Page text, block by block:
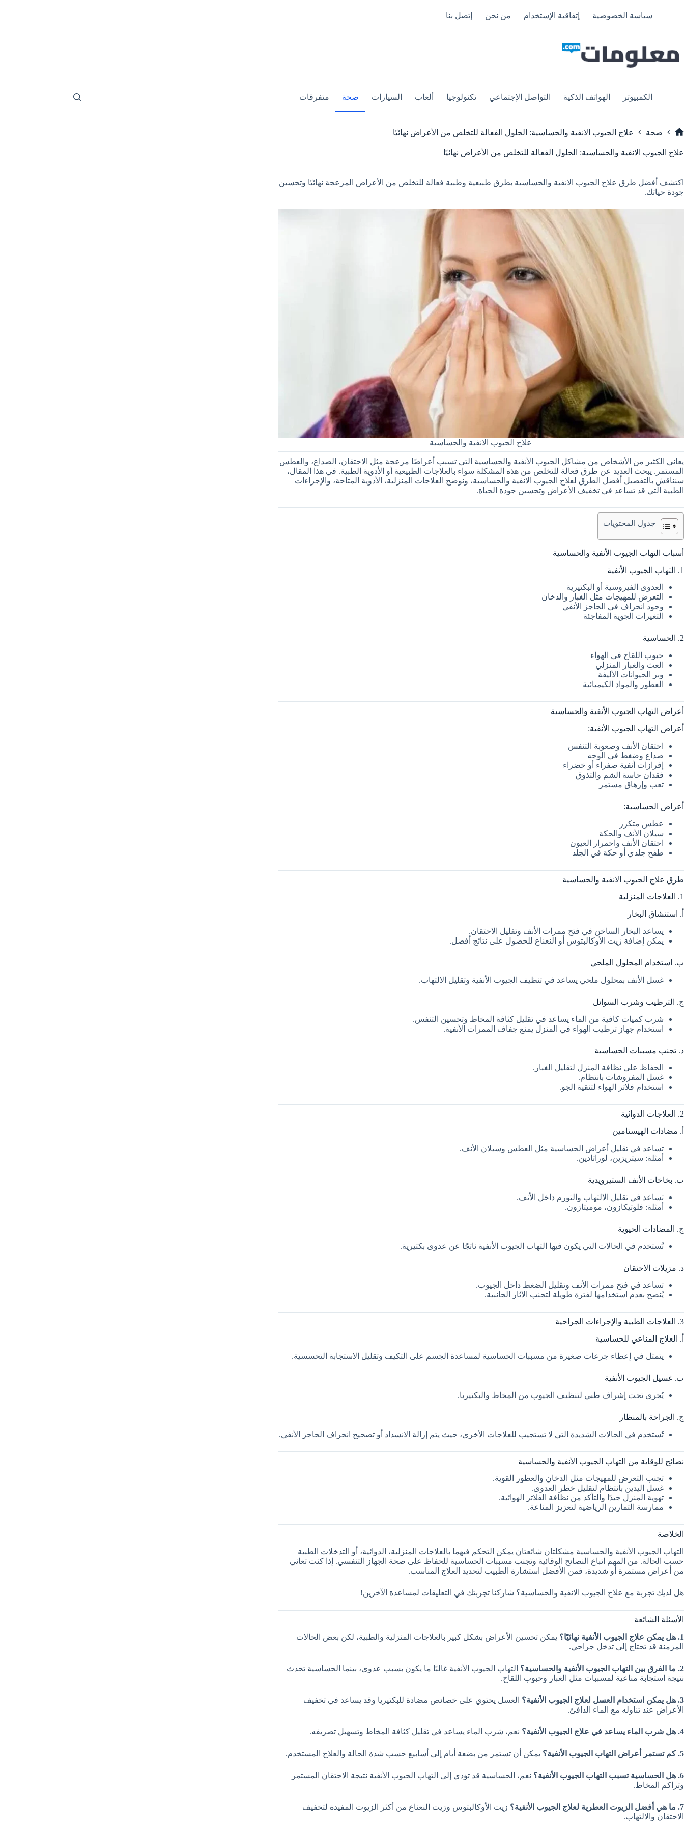
سياسة الخصوصية إتفاقية الإستخدام من نحن إتصل بنا
الكمبيوتر الهواتف الذكية التواصل الإجتماعي تكنولوجيا ألعاب السيارات صحة متفرقات
صحة علاج الجيوب الانفية والحساسية: الحلول الفعالة للتخلص من الأعراض نهائيًا
علاج الجيوب الانفية والحساسية: الحلول الفعالة للتخلص من الأعراض نهائيًا
اكتشف أفضل طرق علاج الجيوب الانفية والحساسية بطرق طبيعية وطبية فعالة للتخلص من الأعراض المزعجة نهائيًا وتحسين
جودة حياتك.
علاج الجيوب الانفية والحساسية
يعاني الكثير من الأشخاص من مشاكل الجيوب الأنفية والحساسية التي تسبب أعراضًا مزعجة مثل الاحتقان، الصداع، والعطس
المستمر. يبحث العديد عن طرق فعالة للتخلص من هذه المشكلة سواء بالعلاجات الطبيعية أو الأدوية الطبية. في هذا المقال،
سنناقش بالتفصيل أفضل الطرق لعلاج الجيوب الانفية والحساسية، ونوضح العلاجات المنزلية، الأدوية المتاحة، والإجراءات
الطبية التي قد تساعد في تخفيف الأعراض وتحسين جودة الحياة.
جدول المحتويات
أسباب التهاب الجيوب الأنفية والحساسية
1. التهاب الجيوب الأنفية
العدوى الفيروسية أو البكتيرية
التعرض للمهيجات مثل الغبار والدخان
وجود انحراف في الحاجز الأنفي
التغيرات الجوية المفاجئة
2. الحساسية
حبوب اللقاح في الهواء
العث والغبار المنزلي
وبر الحيوانات الأليفة
العطور والمواد الكيميائية
أعراض التهاب الجيوب الأنفية والحساسية
أعراض التهاب الجيوب الأنفية:
احتقان الأنف وصعوبة التنفس
صداع وضغط في الوجه
إفرازات أنفية صفراء أو خضراء
فقدان حاسة الشم والتذوق
تعب وإرهاق مستمر
أعراض الحساسية:
عطس متكرر
سيلان الأنف والحكة
احتقان الأنف واحمرار العيون
طفح جلدي أو حكة في الجلد
طرق علاج الجيوب الانفية والحساسية
1. العلاجات المنزلية
أ. استنشاق البخار
يساعد البخار الساخن في فتح ممرات الأنف وتقليل الاحتقان.
يمكن إضافة زيت الأوكالبتوس أو النعناع للحصول على نتائج أفضل.
ب. استخدام المحلول الملحي
غسل الأنف بمحلول ملحي يساعد في تنظيف الجيوب الأنفية وتقليل الالتهاب.
ج. الترطيب وشرب السوائل
شرب كميات كافية من الماء يساعد في تقليل كثافة المخاط وتحسين التنفس.
استخدام جهاز ترطيب الهواء في المنزل يمنع جفاف الممرات الأنفية.
د. تجنب مسببات الحساسية
الحفاظ على نظافة المنزل لتقليل الغبار.
غسل المفروشات بانتظام.
استخدام فلاتر الهواء لتنقية الجو.
2. العلاجات الدوائية
أ. مضادات الهيستامين
تساعد في تقليل أعراض الحساسية مثل العطس وسيلان الأنف.
أمثلة: سيتريزين، لوراتادين.
ب. بخاخات الأنف الستيرويدية
تساعد في تقليل الالتهاب والتورم داخل الأنف.
أمثلة: فلوتيكازون، موميتازون.
ج. المضادات الحيوية
تُستخدم في الحالات التي يكون فيها التهاب الجيوب الأنفية ناتجًا عن عدوى بكتيرية.
د. مزيلات الاحتقان
تساعد في فتح ممرات الأنف وتقليل الضغط داخل الجيوب.
يُنصح بعدم استخدامها لفترة طويلة لتجنب الآثار الجانبية.
3. العلاجات الطبية والإجراءات الجراحية
أ. العلاج المناعي للحساسية
يتمثل في إعطاء جرعات صغيرة من مسببات الحساسية لمساعدة الجسم على التكيف وتقليل الاستجابة التحسسية.
ب. غسيل الجيوب الأنفية
يُجرى تحت إشراف طبي لتنظيف الجيوب من المخاط والبكتيريا.
ج. الجراحة بالمنظار
تُستخدم في الحالات الشديدة التي لا تستجيب للعلاجات الأخرى، حيث يتم إزالة الانسداد أو تصحيح انحراف الحاجز الأنفي.
نصائح للوقاية من التهاب الجيوب الأنفية والحساسية
تجنب التعرض للمهيجات مثل الدخان والعطور القوية.
غسل اليدين بانتظام لتقليل خطر العدوى.
تهوية المنزل جيدًا والتأكد من نظافة الفلاتر الهوائية.
ممارسة التمارين الرياضية لتعزيز المناعة.
الخلاصة
التهاب الجيوب الأنفية والحساسية مشكلتان شائعتان يمكن التحكم فيهما بالعلاجات المنزلية، الدوائية، أو التدخلات الطبية
حسب الحالة. من المهم اتباع النصائح الوقائية وتجنب مسببات الحساسية للحفاظ على صحة الجهاز التنفسي. إذا كنت تعاني
من أعراض مستمرة أو شديدة، فمن الأفضل استشارة الطبيب لتحديد العلاج المناسب.
هل لديك تجربة مع علاج الجيوب الانفية والحساسية؟ شاركنا تجربتك في التعليقات لمساعدة الآخرين!
الأسئلة الشائعة
1. هل يمكن علاج الجيوب الأنفية نهائيًا؟
يمكن تحسين الأعراض بشكل كبير بالعلاجات المنزلية والطبية، لكن بعض الحالات
المزمنة قد تحتاج إلى تدخل جراحي.
2. ما الفرق بين التهاب الجيوب الأنفية والحساسية؟
التهاب الجيوب الأنفية غالبًا ما يكون بسبب عدوى، بينما الحساسية تحدث
نتيجة استجابة مناعية لمسببات مثل الغبار وحبوب اللقاح.
3. هل يمكن استخدام العسل لعلاج الجيوب الأنفية؟
العسل يحتوي على خصائص مضادة للبكتيريا وقد يساعد في تخفيف
الأعراض عند تناوله مع الماء الدافئ.
4. هل شرب الماء يساعد في علاج الجيوب الأنفية؟ نعم، شرب الماء يساعد في تقليل كثافة المخاط وتسهيل تصريفه.
5. كم تستمر أعراض التهاب الجيوب الأنفية؟ يمكن أن تستمر من بضعة أيام إلى أسابيع حسب شدة الحالة والعلاج المستخدم.
6. هل الحساسية تسبب التهاب الجيوب الأنفية؟
نعم، الحساسية قد تؤدي إلى التهاب الجيوب الأنفية نتيجة الاحتقان المستمر
وتراكم المخاط.
7. ما هي أفضل الزيوت العطرية لعلاج الجيوب الأنفية؟
زيت الأوكالبتوس وزيت النعناع من أكثر الزيوت المفيدة لتخفيف
الاحتقان والالتهاب.